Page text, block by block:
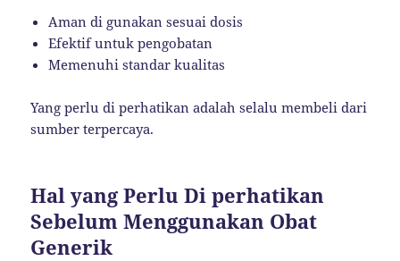
Aman di gunakan sesuai dosis
Efektif untuk pengobatan
Memenuhi standar kualitas
Yang perlu di perhatikan adalah selalu membeli dari
sumber terpercaya.
Hal yang Perlu Di perhatikan
Sebelum Menggunakan Obat
Generik